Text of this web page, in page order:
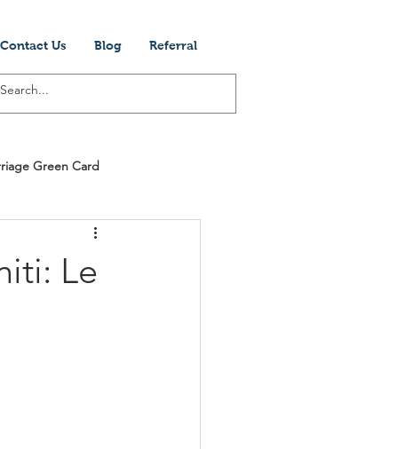
Contact Us Blog Referral
Green Card
Per Gli Stati Unit
Le